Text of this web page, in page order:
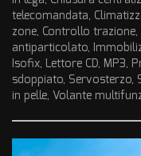
telecomandata,
zone, Controllo trazione,
antiparticolato,
Isofix, Lettore CD, MP3,
sdoppiato, Servosterzo,
in pelle, Volante